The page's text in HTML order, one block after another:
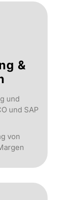
&
und
und SAP
von